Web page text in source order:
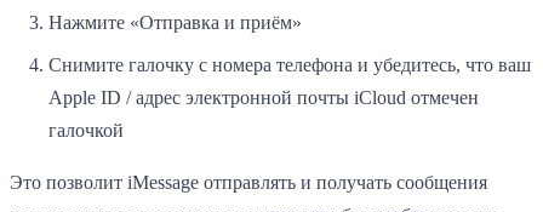
Нажмите «Отправка и приём»
Снимите галочку с номера телефона и убедитесь, что ваш
Apple ID / адрес электронной почты iCloud отмечен
галочкой
Это позволит iMessage отправлять и получать сообщения